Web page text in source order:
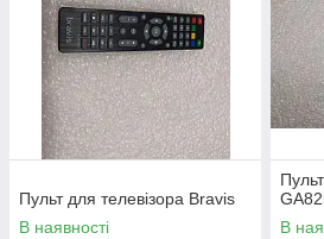
Пульт для телевізора Bravis
В наявності
В